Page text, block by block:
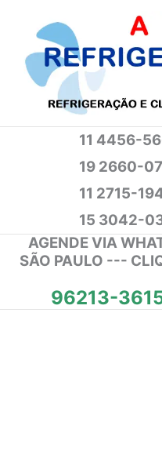
conteúdo
11 4456-
19 2660-
11 2715-
15 3042-
AGENDE VIA
SÃO PAULO ---
96213-